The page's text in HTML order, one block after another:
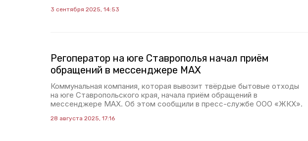
3 сентября 2025, 14:53
Регоператор на юге Ставрополья начал приём
обращений в мессенджере МАХ
Коммунальная компания, которая вывозит твёрдые бытовые отходы
на юге Ставропольского края, начала приём обращений в
мессенджере МАХ. Об этом сообщили в пресс-службе ООО «ЖКХ».
28 августа 2025, 17:16